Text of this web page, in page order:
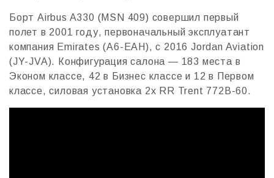
Борт Airbus A330 (MSN 409) совершил первый
полет в 2001 году, первоначальный эксплуатант
компания Emirates (A6-EAH), c 2016 Jordan Aviation
(JY-JVA). Конфигурация салона — 183 места в
Эконом классе, 42 в Бизнес классе и 12 в Первом
классе, силовая установка 2x RR Trent 772B-60.